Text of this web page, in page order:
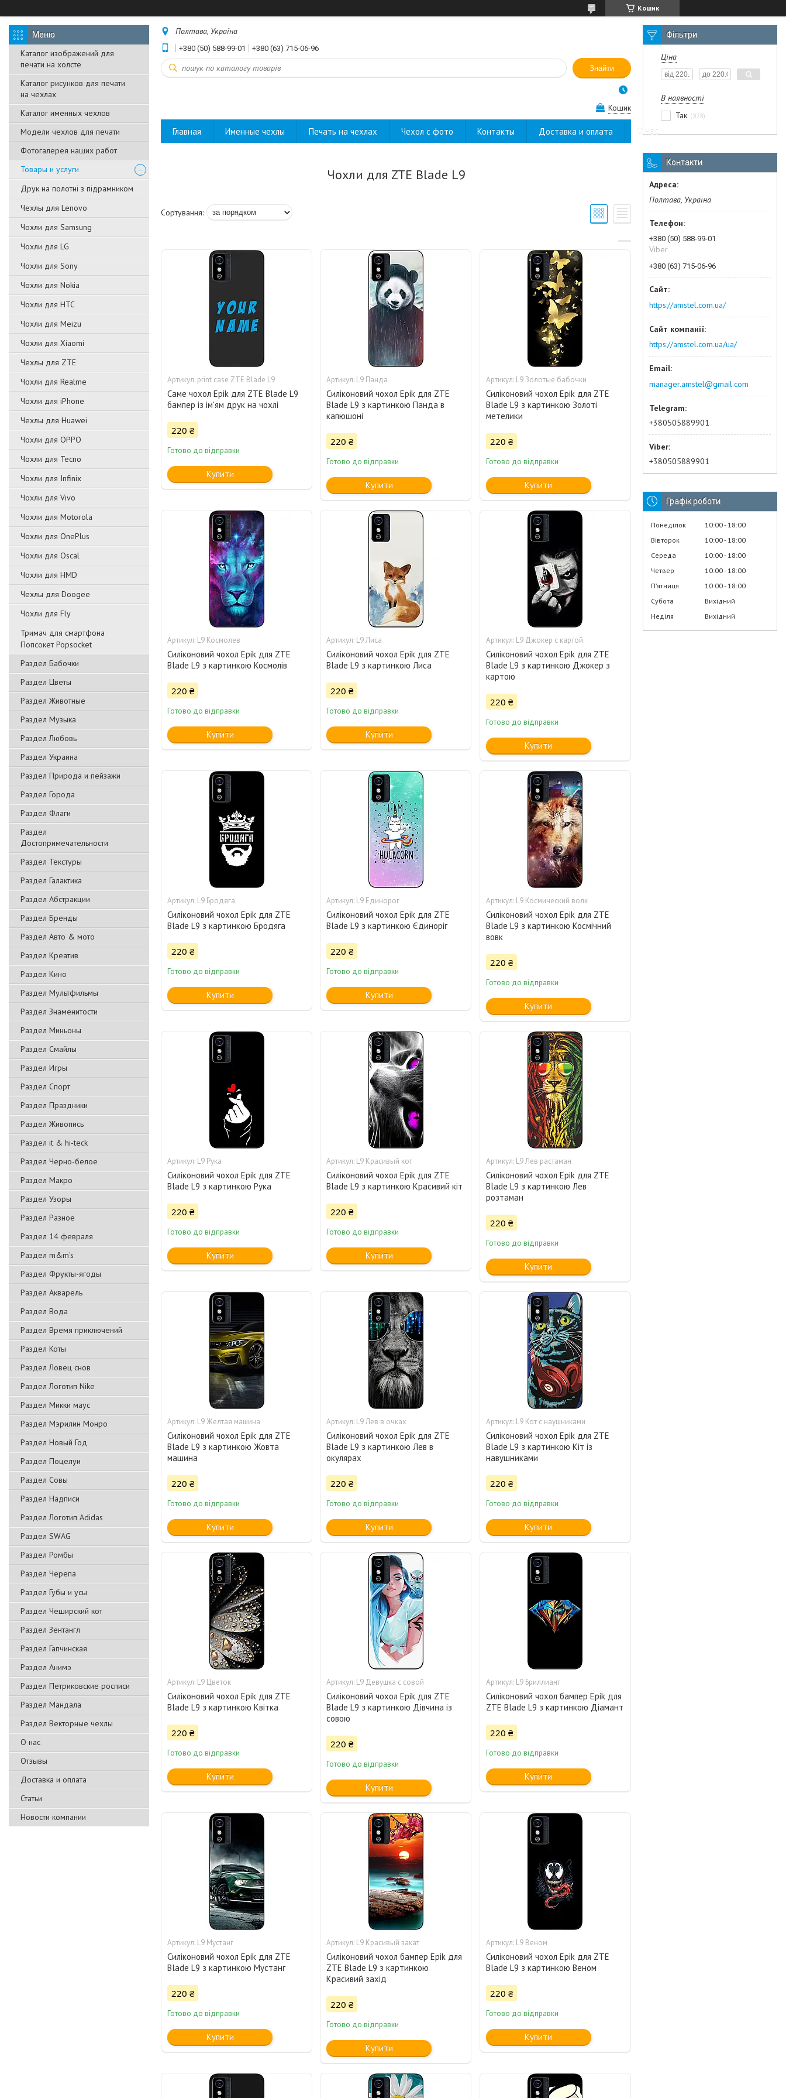
Кошик
Каталог изображений для
печати на холсте
Каталог рисунков для печати
на чехлах
Каталог именных чехлов
Модели чехлов для печати
Фотогалерея наших работ
Товары и услуги
Друк на полотні з підрамником
Чехлы для Lenovo
Чохли для Samsung
Чохли для LG
Чохли для Sony
Чохли для Nokia
Чохли для HTC
Чохли для Meizu
Чохли для Xiaomi
Чехлы для ZTE
Чохли для Realme
Чохли для iPhone
Чехлы для Huawei
Чохли для OPPO
Чохли для Tecno
Чохли для Infinix
Чохли для Vivo
Чохли для Motorola
Чохли для OnePlus
Чохли для Oscal
Чохли для HMD
Чехлы для Doogee
Чохли для Fly
Тримач для смартфона
Попсокет Popsocket
Раздел Бабочки
Раздел Цветы
Раздел Животные
Раздел Музыка
Раздел Любовь
Раздел Украина
Раздел Природа и пейзажи
Раздел Города
Раздел Флаги
Раздел
Достопримечательности
Раздел Текстуры
Раздел Галактика
Раздел Абстракции
Раздел Бренды
Раздел Авто & мото
Раздел Креатив
Раздел Кино
Раздел Мультфильмы
Раздел Знаменитости
Раздел Миньоны
Раздел Смайлы
Раздел Игры
Раздел Спорт
Раздел Праздники
Раздел Живопись
Раздел it & hi-teck
Раздел Черно-белое
Раздел Макро
Раздел Узоры
Раздел Разное
Раздел 14 февраля
Раздел m&m's
Раздел Фрукты-ягоды
Раздел Акварель
Раздел Вода
Раздел Время приключений
Раздел Коты
Раздел Ловец снов
Раздел Логотип Nike
Раздел Микки маус
Раздел Мэрилин Монро
Раздел Новый Год
Раздел Поцелуи
Раздел Совы
Раздел Надписи
Раздел Логотип Adidas
Раздел SWAG
Раздел Ромбы
Раздел Черепа
Раздел Губы и усы
Раздел Чеширский кот
Раздел Зентангл
Раздел Гапчинская
Раздел Анимэ
Раздел Петриковские росписи
Раздел Мандала
Раздел Векторные чехлы
О нас
Отзывы
Доставка и оплата
Статьи
Новости компании
Полтава, Україна
+380 (50) 588-99-01 +380 (63) 715-06-96
Знайти
Кошик
Главная Именные чехлы Печать на чехлах Чехол с фото Контакты Доставка и оплата О нас
Чохли для ZTE Blade L9
print case ZTE Blade L9
Саме чохол Epik для ZTE Blade L9
бампер із ім'ям друк на чохлі
220 ₴
Готово до відправки
Купити
L9 Панда
Силіконовий чохол Epik для ZTE
Blade L9 з картинкою Панда в
капюшоні
220 ₴
Готово до відправки
Купити
L9 Золотые бабочки
Силіконовий чохол Epik для ZTE
Blade L9 з картинкою Золоті
метелики
220 ₴
Готово до відправки
Купити
L9 Космолев
Силіконовий чохол Epik для ZTE
Blade L9 з картинкою Космолів
220 ₴
Готово до відправки
Купити
L9 Лиса
Силіконовий чохол Epik для ZTE
Blade L9 з картинкою Лиса
220 ₴
Готово до відправки
Купити
L9 Джокер с картой
Силіконовий чохол Epik для ZTE
Blade L9 з картинкою Джокер з
картою
220 ₴
Готово до відправки
Купити
L9 Бродяга
Силіконовий чохол Epik для ZTE
Blade L9 з картинкою Бродяга
220 ₴
Готово до відправки
Купити
L9 Единорог
Силіконовий чохол Epik для ZTE
Blade L9 з картинкою Єдиноріг
220 ₴
Готово до відправки
Купити
L9 Космический волк
Силіконовий чохол Epik для ZTE
Blade L9 з картинкою Космічний
вовк
220 ₴
Готово до відправки
Купити
L9 Рука
Силіконовий чохол Epik для ZTE
Blade L9 з картинкою Рука
220 ₴
Готово до відправки
Купити
L9 Красивый кот
Силіконовий чохол Epik для ZTE
Blade L9 з картинкою Красивий кіт
220 ₴
Готово до відправки
Купити
L9 Лев растаман
Силіконовий чохол Epik для ZTE
Blade L9 з картинкою Лев
розтаман
220 ₴
Готово до відправки
Купити
L9 Желтая машина
Силіконовий чохол Epik для ZTE
Blade L9 з картинкою Жовта
машина
220 ₴
Готово до відправки
Купити
L9 Лев в очках
Силіконовий чохол Epik для ZTE
Blade L9 з картинкою Лев в
окулярах
220 ₴
Готово до відправки
Купити
L9 Кот с наушниками
Силіконовий чохол Epik для ZTE
Blade L9 з картинкою Кіт із
навушниками
220 ₴
Готово до відправки
Купити
L9 Цветок
Силіконовий чохол Epik для ZTE
Blade L9 з картинкою Квітка
220 ₴
Готово до відправки
Купити
L9 Девушка с совой
Силіконовий чохол Epik для ZTE
Blade L9 з картинкою Дівчина із
совою
220 ₴
Готово до відправки
Купити
L9 Бриллиант
Силіконовий чохол бампер Epik для
ZTE Blade L9 з картинкою Діамант
220 ₴
Готово до відправки
Купити
L9 Мустанг
Силіконовий чохол Epik для ZTE
Blade L9 з картинкою Мустанг
220 ₴
Готово до відправки
Купити
L9 Красивый закат
Силіконовий чохол бампер Epik для
ZTE Blade L9 з картинкою
Красивий захід
220 ₴
Готово до відправки
Купити
L9 Веном
Силіконовий чохол Epik для ZTE
Blade L9 з картинкою Веном
220 ₴
Готово до відправки
Купити
Фільтри
Ціна
В наявності
Так
373
Контакти
Полтава, Україна
+380 (50) 588-99-01
Viber
+380 (63) 715-06-96
https://amstel.com.ua/
https://amstel.com.ua/ua/
manager.amstel@gmail.com
+380505889901
+380505889901
Графік роботи
Понеділок 10:00 18:00
Вівторок
10:00 18:00
Середа
10:00 18:00
Четвер
10:00 18:00
Пʼятниця
10:00 18:00
Субота
Вихідний
Неділя
Вихідний